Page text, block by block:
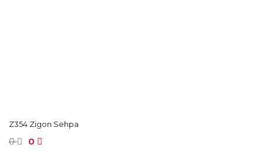
Z354 Zigon Sehpa
0 0